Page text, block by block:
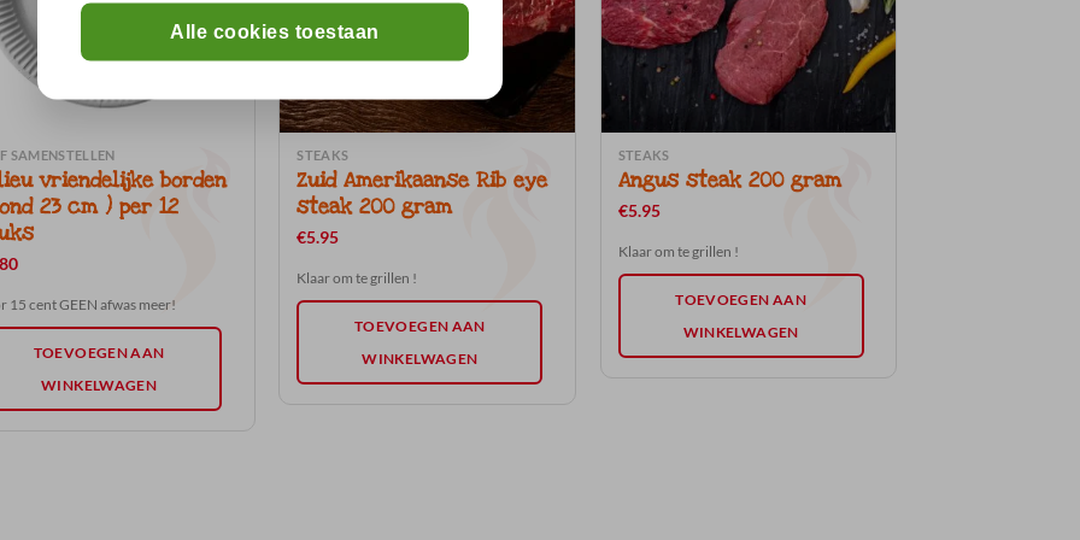
SAMENSTELLEN
vriendelijke borden
23 cm ) per 12
15 cent GEEN afwas meer!
TOEVOEGEN AAN
WINKELWAGEN
STEAKS
Zuid Amerikaanse Rib eye
steak 200 gram
€5.95
Klaar om te grillen !
TOEVOEGEN AAN
WINKELWAGEN
STEAKS
Angus steak 200 gram
€5.95
Klaar om te grillen !
TOEVOEGEN AAN
WINKELWAGEN
Alle cookies toestaan